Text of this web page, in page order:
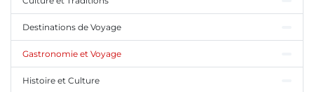
Destinations de Voyage
Gastronomie et Voyage
Histoire et Culture